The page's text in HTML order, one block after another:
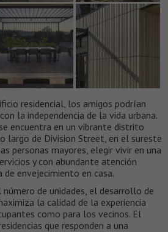
residencial, los amigos podrían
la independencia de la vida urbana.
encuentra en un vibrante distrito
largo de Division Street, en el sureste
personas mayores, elegir vivir en una
y con abundante atención
envejecimiento en casa.
de unidades, el desarrollo de
la calidad de la experiencia
como para los vecinos. El
que responden a una